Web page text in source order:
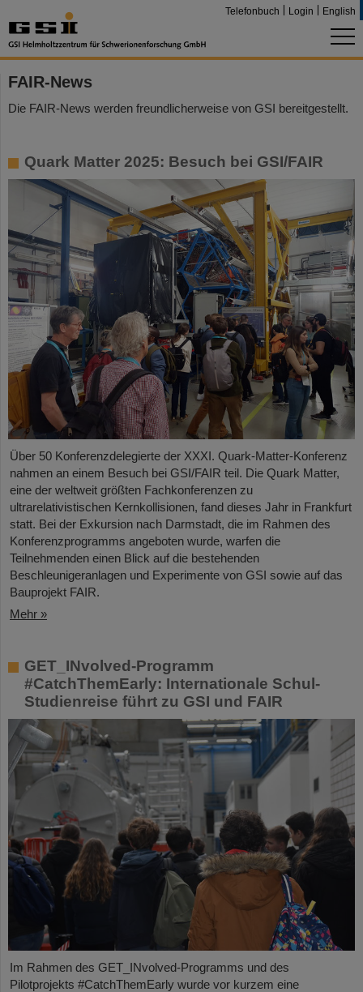
Telefonbuch Login English
FAIR-News
Die FAIR-News werden freundlicherweise von GSI bereitgestellt.
Quark Matter 2025: Besuch bei GSI/FAIR
Über 50 Konferenzdelegierte der XXXI. Quark-Matter-Konferenz
nahmen an einem Besuch bei GSI/FAIR teil. Die Quark Matter,
eine der weltweit größten Fachkonferenzen zu
ultrarelativistischen Kernkollisionen, fand dieses Jahr in Frankfurt
statt. Bei der Exkursion nach Darmstadt, die im Rahmen des
Konferenzprogramms angeboten wurde, warfen die
Teilnehmenden einen Blick auf die bestehenden
Beschleunigeranlagen und Experimente von GSI sowie auf das
Bauprojekt FAIR.
Mehr »
GET_INvolved-Programm
#CatchThemEarly: Internationale Schul-
Studienreise führt zu GSI und FAIR
Im Rahmen des GET_INvolved-Programms und des
Pilotprojekts #CatchThemEarly wurde vor kurzem eine